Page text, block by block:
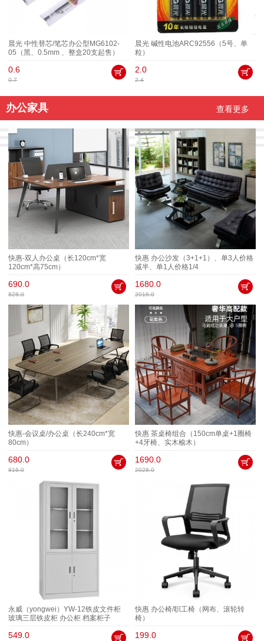
晨光 中性替芯/笔芯办公型MG6102-
05（黑、0.5mm 、整盒20支起售）
0.6
0.7
晨光 碱性电池ARC92556（5号、单
粒）
2.0
2.4
办公家具 查看更多
快惠-双人办公桌（长120cm*宽
120cm*高75cm）
690.0
828.0
快惠 办公沙发（3+1+1）、单3人价格
减半、单1人价格1/4
1680.0
2016.0
快惠-会议桌/办公桌（长240cm*宽
80cm）
680.0
816.0
快惠 茶桌椅组合（150cm单桌+1圈椅
+4牙椅、实木榆木）
1690.0
2028.0
永威（yongwei）YW-12铁皮文件柜
玻璃三层铁皮柜 办公柜 档案柜子
0.6MM）
549.0
快惠 办公椅/职工椅（网布、滚轮转
椅）
199.0